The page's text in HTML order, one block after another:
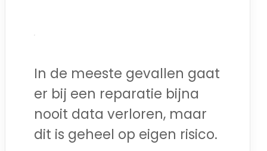
In de meeste gevallen gaat
er bij een reparatie bijna
nooit data verloren, maar
dit is geheel op eigen risico.